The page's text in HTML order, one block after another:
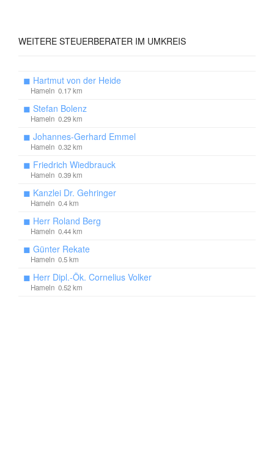
WEITERE STEUERBERATER IM UMKREIS
◼ Hartmut von der Heide
Hameln 0.17 km
◼ Stefan Bolenz
Hameln 0.29 km
◼ Johannes-Gerhard Emmel
Hameln 0.32 km
◼ Friedrich Wiedbrauck
Hameln 0.39 km
◼ Kanzlei Dr. Gehringer
Hameln 0.4 km
◼ Herr Roland Berg
Hameln 0.44 km
◼ Günter Rekate
Hameln 0.5 km
◼ Herr Dipl.-Ök. Cornelius Volker
Hameln 0.52 km